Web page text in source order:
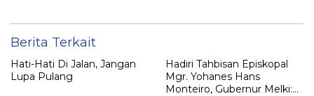
Berita Terkait
Hati-Hati Di Jalan, Jangan
Lupa Pulang
Hadiri Tahbisan Episkopal
Mgr. Yohanes Hans
Monteiro, Gubernur Melki: